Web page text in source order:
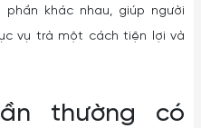
khác nhau, giúp người
vụ trà một cách tiện lợi và
thường có